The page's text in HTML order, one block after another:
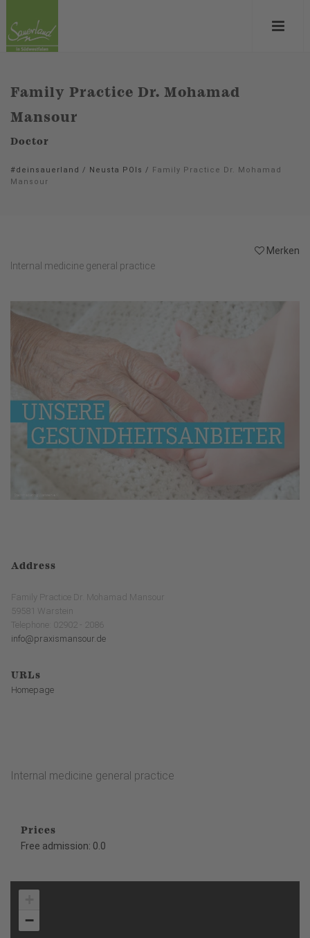
Family Practice Dr. Mohamad
Mansour
Doctor
#deinsauerland / Neusta POIs / Family Practice Dr. Mohamad
Mansour
Merken
Internal medicine general practice
Address
Family Practice Dr. Mohamad Mansour
59581 Warstein
Telephone: 02902 - 2086
info@praxismansour.de
URLs
Homepage
Internal medicine general practice
Prices
Free admission: 0.0
−